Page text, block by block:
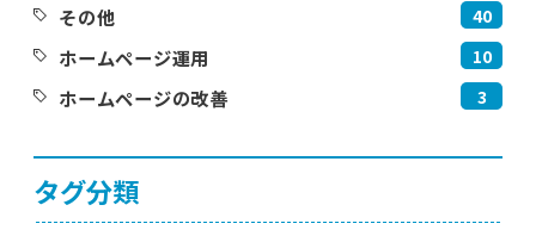
その他 40
ホームページ運用 10
ホームページの改善 3
タグ分類